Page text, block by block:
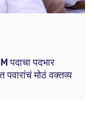
पदाचा पदभार
पवारांचं मोठं वक्तव्य